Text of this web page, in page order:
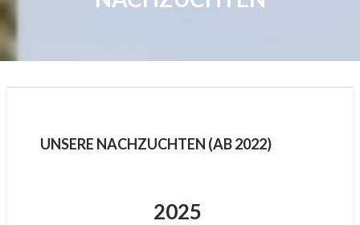
UNSERE NACHZUCHTEN (AB 2022)
2025